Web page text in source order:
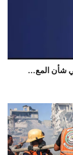
شأن المع...